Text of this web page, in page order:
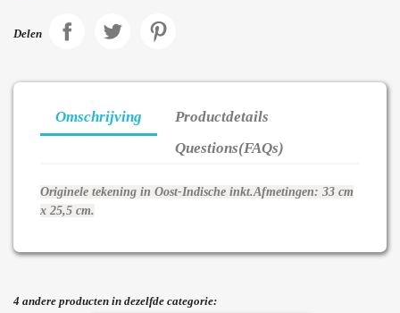
Delen
Omschrijving
Productdetails
Questions(FAQs)
Originele tekening in Oost-Indische inkt.Afmetingen: 33 cm
x 25,5 cm.
4 andere producten in dezelfde categorie: